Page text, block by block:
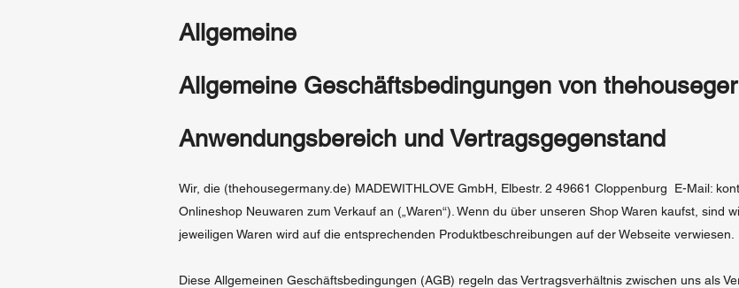
Allgemeine
Allgemeine Geschäftsbedingungen von
Anwendungsbereich und Vertragsgegenstand
Wir, die (thehousegermany.de) MADEWITHLOVE GmbH, Elbestr. 2 49661 Cloppenburg E-Mail:
Onlineshop Neuwaren zum Verkauf an („Waren“). Wenn du über unseren Shop Waren kaufst, sind
jeweiligen Waren wird auf die entsprechenden Produktbeschreibungen auf der Webseite verwiesen.
Diese Allgemeinen Geschäftsbedingungen (AGB) regeln das Vertragsverhältnis zwischen uns als